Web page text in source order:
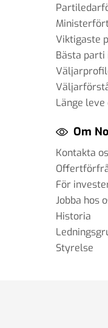
Viktigaste
Bästa
Länge
Om
Kontakta
För
Jobba hos
Historia
Styrelse